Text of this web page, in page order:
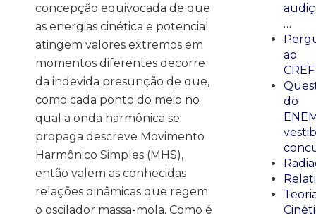
concepção equivocada de que
as energias cinética e potencial
atingem valores extremos em
momentos diferentes decorre
da indevida presunção de que,
como cada ponto do meio no
qual a onda harmônica se
propaga descreve Movimento
Harmônico Simples (MHS),
então valem as conhecidas
relações dinâmicas que regem
o oscilador massa-mola. Como é
…
ao
CREF
do